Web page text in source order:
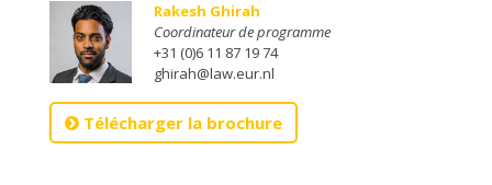
Rakesh Ghirah
Coordinateur de programme
+31 (0)6 11 87 19 74
ghirah@law.eur.nl
Télécharger la brochure